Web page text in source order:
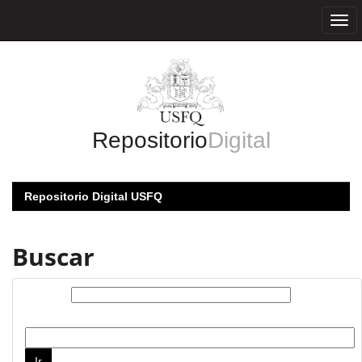
RepositorioDigital
Repositorio Digital USFQ
Buscar